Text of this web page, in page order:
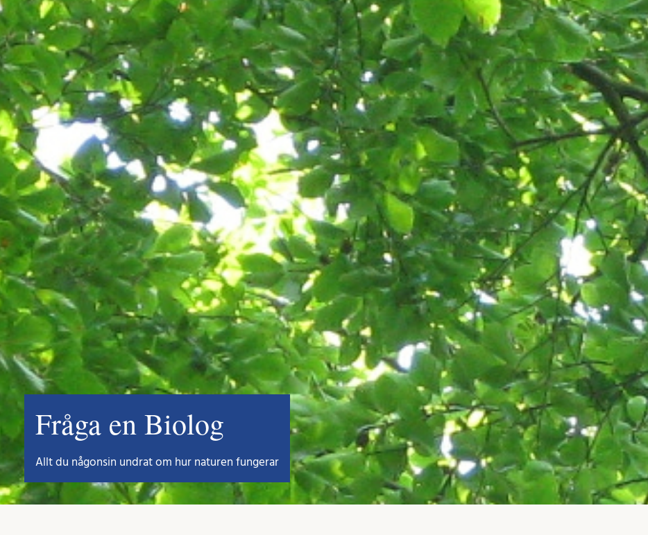
Fråga en Biolog
Allt du någonsin undrat om hur naturen fungerar